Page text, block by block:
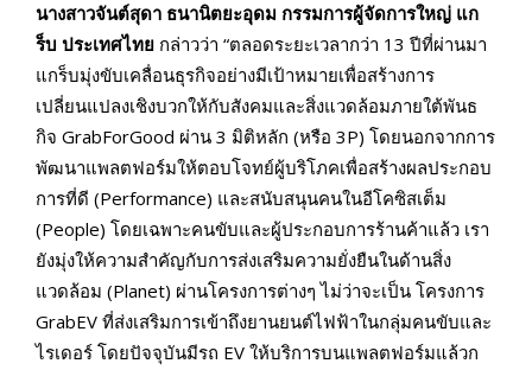
นางสาวจันต์สุดา ธนานิตยะอุดม กรรมการผู้จัดการใหญ่ แก
ร็บ ประเทศไทย กล่าวว่า “ตลอดระยะเวลากว่า 13 ปีที่ผ่านมา
แกร็บมุ่งขับเคลื่อนธุรกิจอย่างมีเป้าหมายเพื่อสร้างการ
เปลี่ยนแปลงเชิงบวกให้กับสังคมและสิ่งแวดล้อมภายใต้พันธ
กิจ GrabForGood ผ่าน 3 มิติหลัก (หรือ 3P) โดยนอกจากการ
พัฒนาแพลตฟอร์มให้ตอบโจทย์ผู้บริโภคเพื่อสร้างผลประกอบ
การที่ดี (Performance) และสนับสนุนคนในอีโคซิสเต็ม
(People) โดยเฉพาะคนขับและผู้ประกอบการร้านค้าแล้ว เรา
ยังมุ่งให้ความสำคัญกับการส่งเสริมความยั่งยืนในด้านสิ่ง
แวดล้อม (Planet) ผ่านโครงการต่างๆ ไม่ว่าจะเป็น โครงการ
GrabEV ที่ส่งเสริมการเข้าถึงยานยนต์ไฟฟ้าในกลุ่มคนขับและ
ไรเดอร์ โดยปัจจุบันมีรถ EV ให้บริการบนแพลตฟอร์มแล้วก